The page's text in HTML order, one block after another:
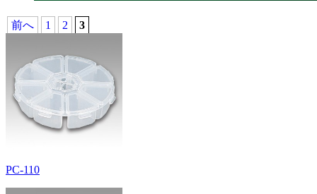
前へ 1 2 3
PC-110